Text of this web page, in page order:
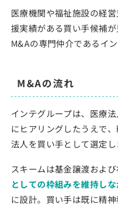
医療機関や福祉施設の経
援実績がある買い手候補
M&Aの専門仲介であるイ
M&Aの流れ
インテグループは、医療
にヒアリングしたうえで
法人を買い手として選定し
スキームは基金譲渡およ
としての枠組みを維持し
に設計。買い手は既に精